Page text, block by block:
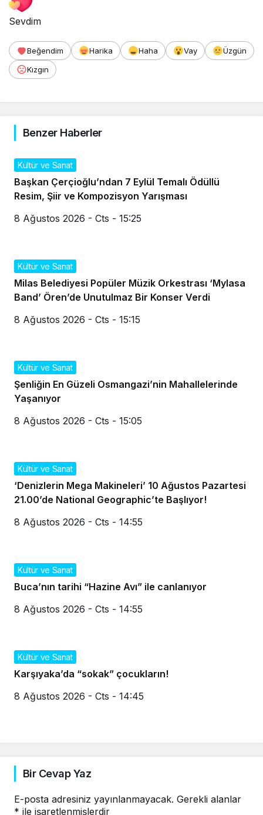
Sevdim
Beğendim Harika Haha Vay
Üzgün
Kızgın
Benzer Haberler
Kültür ve Sanat
Başkan Çerçioğlu’ndan 7 Eylül Temalı Ödüllü
Resim, Şiir ve Kompozisyon Yarışması
8 Ağustos 2026 - Cts - 15:25
Kültür ve Sanat
Milas Belediyesi Popüler Müzik Orkestrası ‘Mylasa
Band’ Ören’de Unutulmaz Bir Konser Verdi
8 Ağustos 2026 - Cts - 15:15
Kültür ve Sanat
Şenliğin En Güzeli Osmangazi’nin Mahallelerinde
Yaşanıyor
8 Ağustos 2026 - Cts - 15:05
Kültür ve Sanat
‘Denizlerin Mega Makineleri’ 10 Ağustos Pazartesi
21.00’de National Geographic’te Başlıyor!
8 Ağustos 2026 - Cts - 14:55
Kültür ve Sanat
Buca’nın tarihi “Hazine Avı” ile canlanıyor
8 Ağustos 2026 - Cts - 14:55
Kültür ve Sanat
Karşıyaka’da “sokak” çocukların!
8 Ağustos 2026 - Cts - 14:45
Bir Cevap Yaz
E-posta adresiniz yayınlanmayacak. Gerekli alanlar
* ile işaretlenmişlerdir